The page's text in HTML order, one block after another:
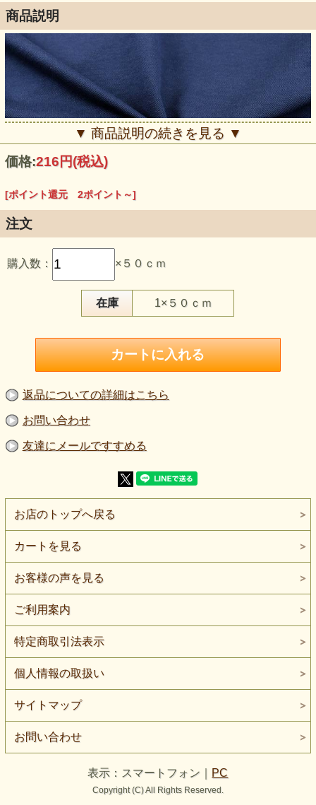
商品説明
【品 番】m1891
【商品名】鹿の子ニット生地 紺 《値下げ》 はぎれ５０
ｃｍ
【価 格】１９７円＋消費税
【割引率】３０％
【素 材】綿：１００
【生地幅】１７０cm
【生地の厚さ】普通～やや薄い
【生地の伸び】ヨコに伸びる。
【ボタンの大きさ】柄の大きさを比較するボタンの直径は
2cmです。
商品の色はご覧になられる環境によって異なる場合がござい
ます。
生地の厚さや伸びは正確ではありません。あくまでもイメー
ジとしてご利用下さい.。
可能です
▼ 商品説明の続きを見る ▼
価格:216円(税込)
[ポイント還元 2ポイント～]
注文
購入数： ×５０ｃｍ
在庫 1×５０ｃｍ
返品についての詳細はこちら
お問い合わせ
友達にメールですすめる
お店のトップへ戻る
カートを見る
お客様の声を見る
ご利用案内
特定商取引法表示
個人情報の取扱い
サイトマップ
お問い合わせ
表示：スマートフォン｜ PC
Copyright (C) All Rights Reserved.